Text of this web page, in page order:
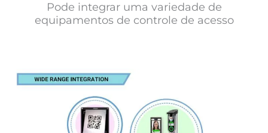
Pode integrar uma variedade de
equipamentos de controle de acesso